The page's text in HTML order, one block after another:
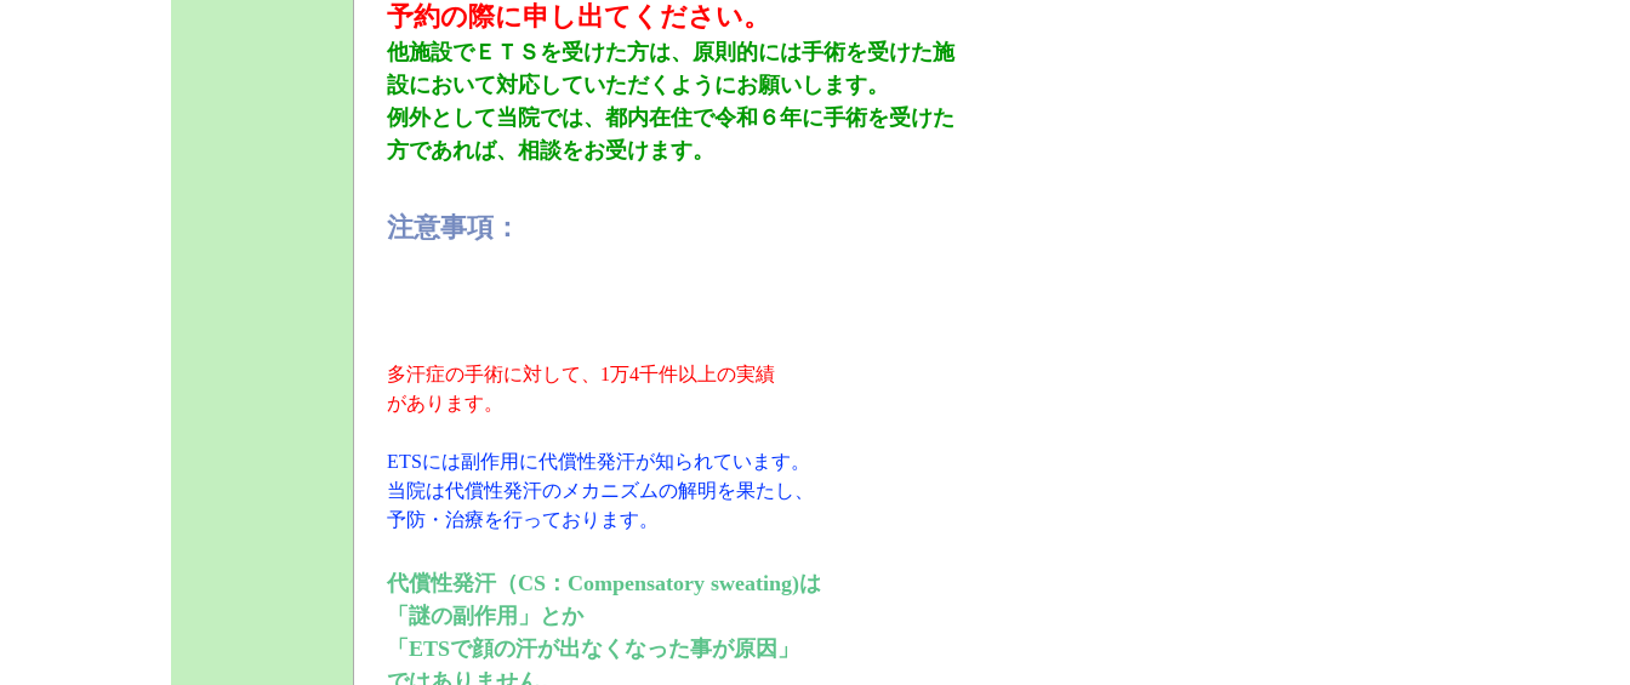
予約の際に申し出てください。
他施設でＥＴＳを受けた方は、原則的には手術を受けた施
設において対応していただくようにお願いします。
例外として当院では、都内在住で令和６年に手術を受けた
方であれば、相談をお受けます。
注意事項：
多汗症の手術に対して、1万4千件以上の実績
があります。
ETSには副作用に代償性発汗が知られています。
当院は代償性発汗のメカニズムの解明を果たし、
予防・治療を行っております。
代償性発汗（CS：Compensatory sweating)は
「謎の副作用」とか
「ETSで顔の汗が出なくなった事が原因」